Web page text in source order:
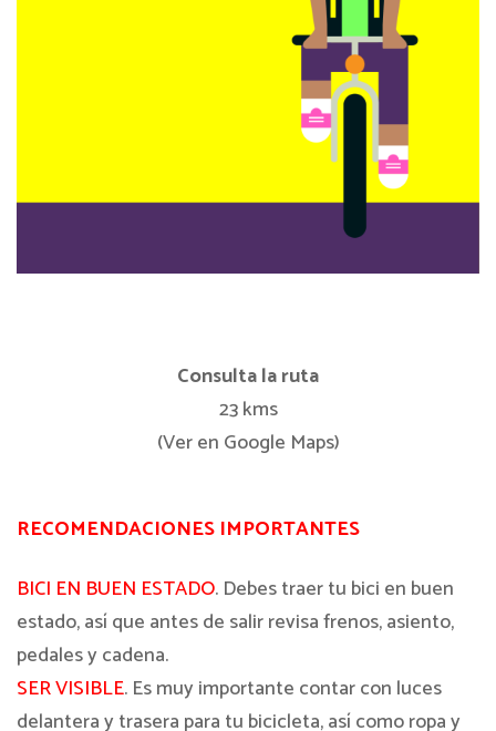
Consulta la ruta
23 kms
(Ver en Google Maps)
RECOMENDACIONES IMPORTANTES
BICI EN BUEN ESTADO. Debes traer tu bici en buen
estado, así que antes de salir revisa frenos, asiento,
pedales y cadena.
SER VISIBLE. Es muy importante contar con luces
delantera y trasera para tu bicicleta, así como ropa y